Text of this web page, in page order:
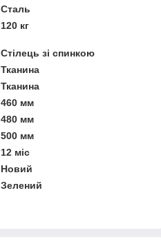
Сталь
120 кг
Стілець зі спинкою
Тканина
Тканина
460 мм
480 мм
500 мм
12 міс
Новий
Зелений